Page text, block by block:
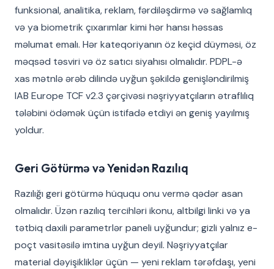
funksional, analitika, reklam, fərdiləşdirmə və sağlamlıq
və ya biometrik çıxarımlar kimi hər hansı həssas
məlumat emalı. Hər kateqoriyanın öz keçid düyməsi, öz
məqsəd təsviri və öz satıcı siyahısı olmalıdır. PDPL-ə
xas mətnlə ərəb dilində uyğun şəkildə genişləndirilmiş
IAB Europe TCF v2.3 çərçivəsi nəşriyyatçıların ətraflılıq
tələbini ödəmək üçün istifadə etdiyi ən geniş yayılmış
yoldur.
Geri Götürmə və Yenidən Razılıq
Razılığı geri götürmə hüququ onu vermə qədər asan
olmalıdır. Üzən razılıq tercihləri ikonu, altbilgi linki və ya
tətbiq daxili parametrlər paneli uyğundur; gizli yalnız e-
poçt vasitəsilə imtina uyğun deyil. Nəşriyyatçılar
material dəyişikliklər üçün — yeni reklam tərəfdaşı, yeni